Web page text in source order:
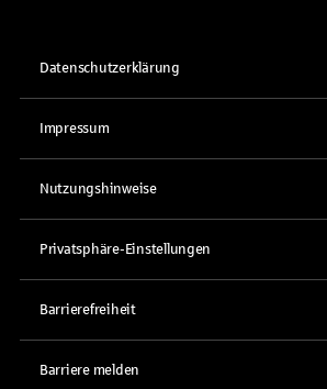
Datenschutzerklärung
Impressum
Nutzungshinweise
Privatsphäre-Einstellungen
Barrierefreiheit
Barriere melden